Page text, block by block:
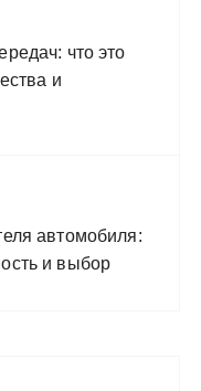
что это
и
автомобиля:
и выбор